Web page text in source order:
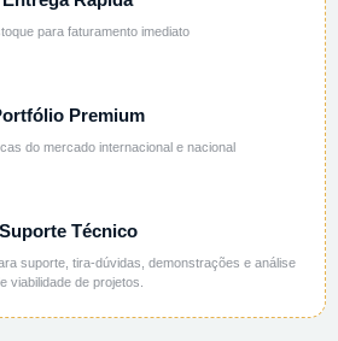
para faturamento imediato
Premium
do mercado internacional e nacional
Suporte Técnico
suporte, tira-dúvidas, demonstrações e análise
viabilidade de projetos.